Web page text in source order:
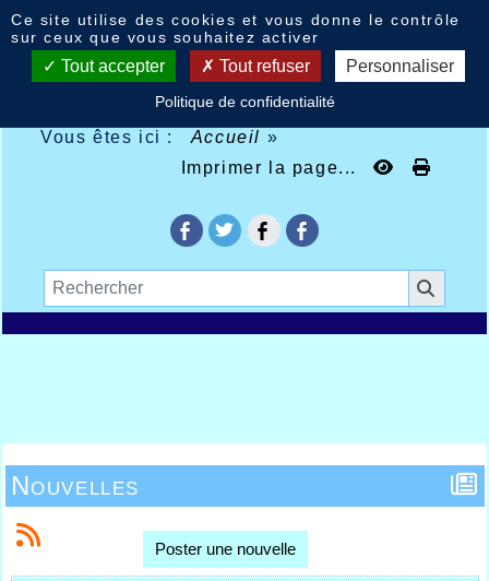
Vous êtes ici : Accueil »
Imprimer la page...
Nouvelles
Poster une nouvelle
Ce site utilise des cookies et vous donne le contrôle
sur ceux que vous souhaitez activer
Tout accepter Tout refuser Personnaliser
Politique de confidentialité